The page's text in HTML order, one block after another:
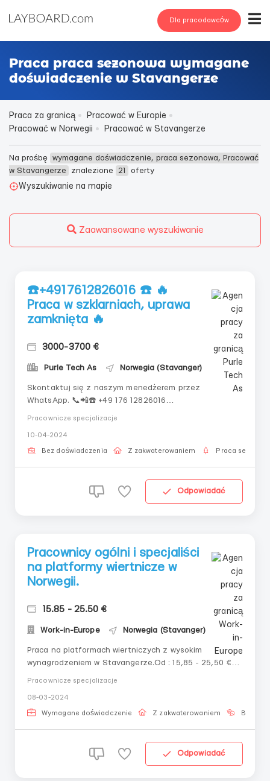
Dla pracodawców
Praca praca sezonowa wymagane
doświadczenie w Stavangerze
Praca za granicą
Pracować w Europie
Pracować w Norwegii
Pracować w Stavangerze
Na prośbę wymagane doświadczenie, praca sezonowa, Pracować
w Stavangerze
znalezione 21
oferty
Wyszukiwanie na mapie
Zaawansowane wyszukiwanie
☎️+4917612826016 ☎️ 🔥
Praca w szklarniach, uprawa
zamknięta 🔥
3000-3700 €
Purle Tech As Norwegia (Stavanger)
Skontaktuj się z naszym menedżerem przez
WhatsApp. 📞📲☎️ +49 176 12826016
OBYWATELAMI krajów WNP (Rosja, Białoruś,
Uzbekistan, Tadżykistan, Kazachstan, Kirgistan)Pracę
Pracownicze specjalizacje
10-04-2024
Bez doświadczenia Z zakwaterowaniem Praca
Odpowiadać
Pracownicy ogólni i specjaliści
na platformy wiertnicze w
Norwegii.
15.85 - 25.50 €
Work-in-Europe Norwegia (Stavanger)
Praca na platformach wiertniczych z wysokim
wynagrodzeniem w Stavangerze.Od : 15,85 - 25,50 €
oferty:Siedziba główna — w mieście Stavanger,
Norwegia.(Praca zarówno na platformach, jak i na ...
Pracownicze specjalizacje
08-03-2024
Wymagane doświadczenie Z zakwaterowaniem Bez
Odpowiadać